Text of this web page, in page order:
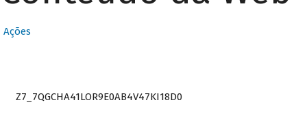
Ações
Z7_7QGCHA41LOR9E0AB4V47KI18D0